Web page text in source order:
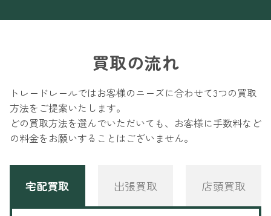
買取の流れ
トレードレールではお客様のニーズに合わせて3つの買取
方法をご提案いたします。
どの買取方法を選んでいただいても、お客様に手数料など
の料金をお願いすることはございません。
宅配買取 出張買取 店頭買取